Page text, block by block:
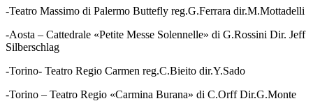
-Teatro Massimo di Palermo Buttefly reg.G.Ferrara dir.M.Mottadelli
-Aosta – Cattedrale «Petite Messe Solennelle» di G.Rossini Dir. Jeff
Silberschlag
-Torino- Teatro Regio Carmen reg.C.Bieito dir.Y.Sado
-Torino – Teatro Regio «Carmina Burana» di C.Orff Dir.G.Monte